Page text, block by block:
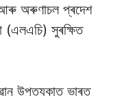
অৰুণাচল প্ৰদেশ
(এলএচি) সুৰক্ষিত
উপত্যকাত ভাৰত